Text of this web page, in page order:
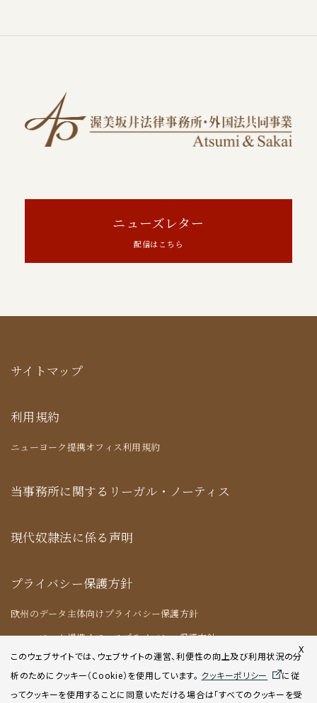
ニューズレター
配信はこちら
サイトマップ
利用規約
ニューヨーク提携オフィス利用規約
当事務所に関するリーガル・ノーティス
現代奴隷法に係る声明
プライバシー保護方針
欧州のデータ主体向けプライバシー保護方針
ニューヨーク提携オフィスプライバシー保護方針
クッキーポリシー
X
このウェブサイトでは、ウェブサイトの運営、利便性の向上及び利用状況の分
析のためにクッキー（Cookie）を使用しています。 クッキーポリシー
に従
ってクッキーを使用することに同意いただける場合は「すべてのクッキーを受